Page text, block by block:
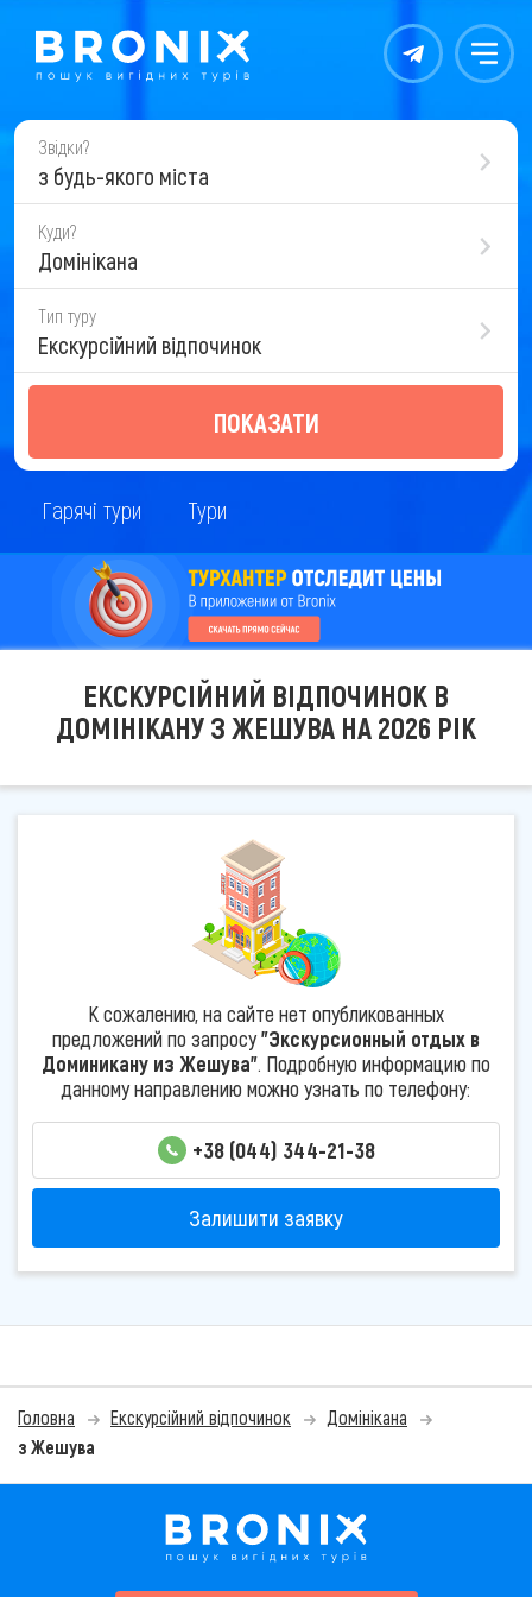
Контакты Меню
Звідки?
з будь-якого міста
Куди?
Домінікана
Тип туру
Екскурсійний відпочинок
ПОКАЗАТИ
Гарячі тури Тури
ЕКСКУРСІЙНИЙ ВІДПОЧИНОК В
ДОМІНІКАНУ З ЖЕШУВА НА 2026 РІК
К сожалению, на сайте нет опубликованных
предложений по запросу"Экскурсионный отдых в
Доминикану из Жешува". Подробную информацию по
данному направлению можно узнать по телефону:
+38 (044) 344-21-38
Залишити заявку
Головна Екскурсійний відпочинок
Домінікана
з Жешува